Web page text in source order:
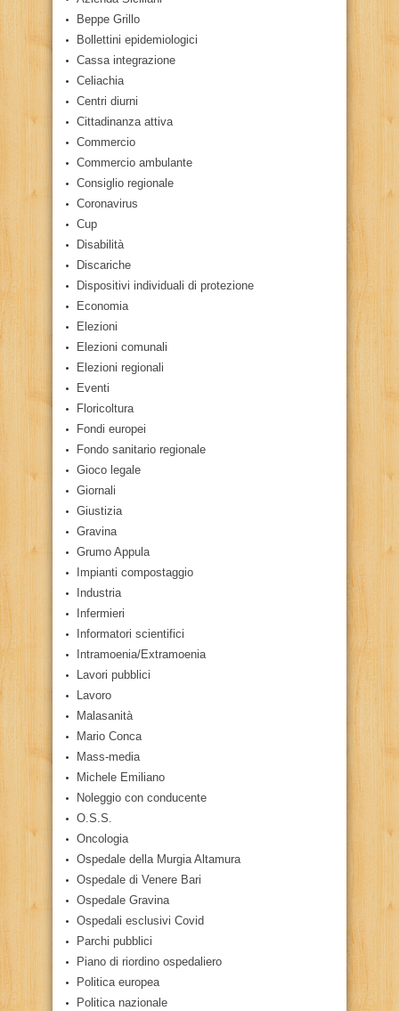
Beppe Grillo
Bollettini epidemiologici
Cassa integrazione
Celiachia
Centri diurni
Cittadinanza attiva
Commercio
Commercio ambulante
Consiglio regionale
Coronavirus
Cup
Disabilità
Discariche
Dispositivi individuali di protezione
Economia
Elezioni
Elezioni comunali
Elezioni regionali
Eventi
Floricoltura
Fondi europei
Fondo sanitario regionale
Gioco legale
Giornali
Giustizia
Gravina
Grumo Appula
Impianti compostaggio
Industria
Infermieri
Informatori scientifici
Intramoenia/Extramoenia
Lavori pubblici
Lavoro
Malasanità
Mario Conca
Mass-media
Michele Emiliano
Noleggio con conducente
O.S.S.
Oncologia
Ospedale della Murgia Altamura
Ospedale di Venere Bari
Ospedale Gravina
Ospedali esclusivi Covid
Parchi pubblici
Piano di riordino ospedaliero
Politica europea
Politica nazionale